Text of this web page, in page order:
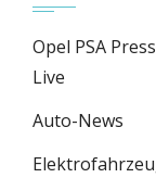
Opel PSA
Live
Auto-News